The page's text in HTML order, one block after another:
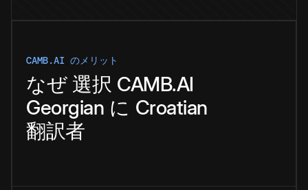
CAMB.AI のメリット
なぜ 選択 CAMB.AI
Georgian に Croatian
翻訳者